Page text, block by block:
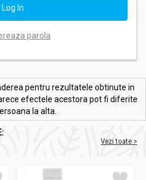
parola
pentru rezultatele obtinute in
efectele acestora pot fi diferite
la alta.
Vezi toate >